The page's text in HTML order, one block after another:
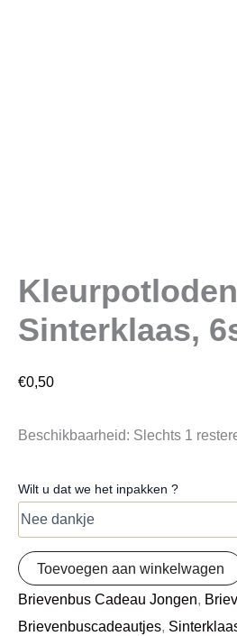
Kleurpotloden
Sinterklaas,
€0,50
Beschikbaarheid: Slechts 1
Wilt u dat we het inpakken ?
Toevoegen aan winkelwagen
Brievenbus Cadeau Jongen,
Brievenbuscadeautjes,